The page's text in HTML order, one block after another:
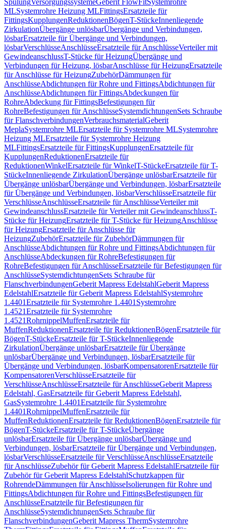
SpülungVersorgungssystemeGeberit FlowFitSystemrohre
MLSystemrohre Heizung MLFittingsErsatzteile für
FittingsKupplungenReduktionenBögenT-StückeInnenliegende
ZirkulationÜbergänge unlösbarÜbergänge und Verbindungen,
lösbarErsatzteile für Übergänge und Verbindungen,
lösbarVerschlüsseAnschlüsseErsatzteile für AnschlüsseVerteiler mit
GewindeanschlussT-Stücke für HeizungÜbergänge und
Verbindungen für Heizung, lösbarAnschlüsse für HeizungErsatzteile
für Anschlüsse für HeizungZubehörDämmungen für
AnschlüsseAbdichtungen für Rohre und FittingsAbdichtungen für
AnschlüsseAbdichtungen für FittingsAbdeckungen für
RohreAbdeckung für FittingsBefestigungen für
RohreBefestigungen für AnschlüsseSystemdichtungenSets Schraube
für FlanschverbindungenVerbrauchsmaterialGeberit
MeplaSystemrohre MLErsatzteile für Systemrohre MLSystemrohre
Heizung MLErsatzteile für Systemrohre Heizung
MLFittingsErsatzteile für FittingsKupplungenErsatzteile für
KupplungenReduktionenErsatzteile für
ReduktionenWinkelErsatzteile für WinkelT-StückeErsatzteile für T-
StückeInnenliegende ZirkulationÜbergänge unlösbarErsatzteile für
Übergänge unlösbarÜbergänge und Verbindungen, lösbarErsatzteile
für Übergänge und Verbindungen, lösbarVerschlüsseErsatzteile für
VerschlüsseAnschlüsseErsatzteile für AnschlüsseVerteiler mit
GewindeanschlussErsatzteile für Verteiler mit GewindeanschlussT-
Stücke für HeizungErsatzteile für T-Stücke für HeizungAnschlüsse
für HeizungErsatzteile für Anschlüsse für
HeizungZubehörErsatzteile für ZubehörDämmungen für
AnschlüsseAbdichtungen für Rohre und FittingsAbdichtungen für
AnschlüsseAbdeckungen für RohreBefestigungen für
RohreBefestigungen für AnschlüsseErsatzteile für Befestigungen für
AnschlüsseSystemdichtungenSets Schraube für
FlanschverbindungenGeberit Mapress EdelstahlGeberit Mapress
EdelstahlErsatzteile für Geberit Mapress EdelstahlSystemrohre
1.4401Ersatzteile für Systemrohre 1.4401 Systemrohre
1.4521Ersatzteile für Systemrohre
1.4521RohrnippelMuffenErsatzteile für
MuffenReduktionenErsatzteile für ReduktionenBögenErsatzteile für
BögenT-StückeErsatzteile für T-StückeInnenliegende
ZirkulationÜbergänge unlösbarErsatzteile für Übergänge
unlösbarÜbergänge und Verbindungen, lösbarErsatzteile für
Übergänge und Verbindungen, lösbarKompensatorenErsatzteile für
KompensatorenVerschlüsseErsatzteile für
VerschlüsseAnschlüsseErsatzteile für AnschlüsseGeberit Mapress
Edelstahl, GasErsatzteile für Geberit Mapress Edelstahl,
GasSystemrohre 1.4401Ersatzteile für Systemrohre
1.4401RohrnippelMuffenErsatzteile für
MuffenReduktionenErsatzteile für ReduktionenBögenErsatzteile für
BögenT-StückeErsatzteile für T-StückeÜbergänge
unlösbarErsatzteile für Übergänge unlösbarÜbergänge und
Verbindungen, lösbarErsatzteile für Übergänge und Verbindungen,
lösbarVerschlüsseErsatzteile für VerschlüsseAnschlüsseErsatzteile
für AnschlüsseZubehör für Geberit Mapress EdelstahlErsatzteile für
Zubehör für Geberit Mapress EdelstahlSchutzkappen für
RohrendeDämmungen für AnschlüsseIsolierungen für Rohre und
FittingsAbdichtungen für Rohre und FittingsBefestigungen für
AnschlüsseErsatzteile für Befestigungen für
AnschlüsseSystemdichtungenSets Schraube für
FlanschverbindungenGeberit Mapress ThermSystemrohre